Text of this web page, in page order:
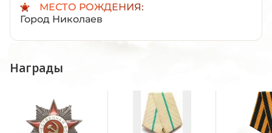
МЕСТО РОЖДЕНИЯ:
Город Николаев
Награды